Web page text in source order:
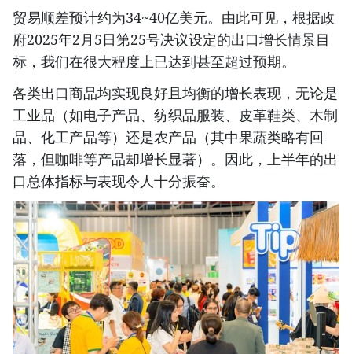
贸易顺差预计约为34~40亿美元。由此可见，根据政
府2025年2月5日第25号决议设定的出口增长情景目
标，我们在很大程度上已达到甚至超过预期。
各类出口商品均实现良好且均衡的增长表现，无论是
工业品（如电子产品、纺织品服装、皮革鞋类、木制
品、化工产品等）还是农产品（其中果蔬类略有回
落，但咖啡等产品却增长显著）。因此，上半年的出
口总体指标与表现令人十分振奋。